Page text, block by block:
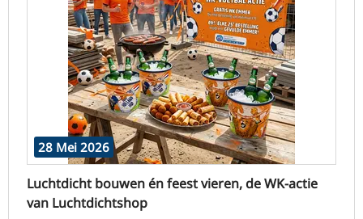
28 Mei 2026
Luchtdicht bouwen én feest vieren, de WK-actie
van Luchtdichtshop